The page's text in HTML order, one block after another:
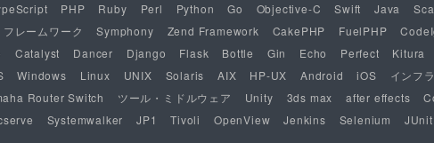
PHP Ruby Perl Python Go Objective-C Swift Java
フレームワーク Symphony Zend Framework CakePHP FuelPHP
Catalyst Dancer Django Flask Bottle Gin Echo Perfect Kitura
Windows Linux UNIX Solaris AIX HP-UX Android iOS インフラ
Router Switch ツール・ミドルウェア Unity 3ds max after effects
Systemwalker JP1 Tivoli OpenView Jenkins Selenium JUnit